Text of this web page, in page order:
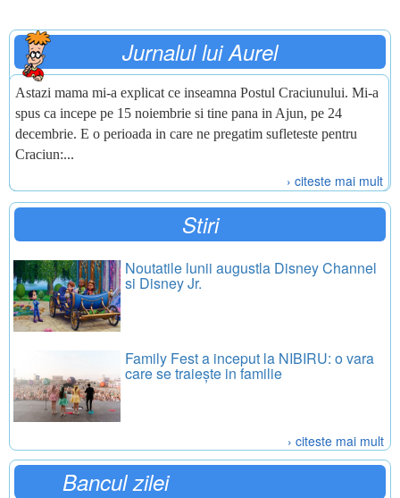
Jurnalul lui Aurel
Astazi mama mi-a explicat ce inseamna Postul Craciunului. Mi-a
spus ca incepe pe 15 noiembrie si tine pana in Ajun, pe 24
decembrie. E o perioada in care ne pregatim sufleteste pentru
Craciun:...
› citeste mai mult
Stiri
Noutatile lunii augustla Disney Channel
si Disney Jr.
Family Fest a inceput la NIBIRU: o vara
care se traiește in familie
› citeste mai mult
Bancul zilei